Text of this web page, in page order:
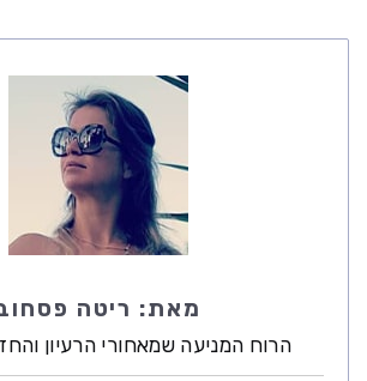
מאת: ריטה
הרוח המניעה שמאחורי הרעיון